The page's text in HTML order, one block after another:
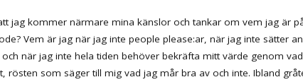
jag kommer närmare mina känslor och tankar om vem jag är
Vem är jag när jag inte people please:ar, när jag inte sätter
när jag inte hela tiden behöver bekräfta mitt värde genom
rösten som säger till mig vad jag mår bra av och inte. Ibland